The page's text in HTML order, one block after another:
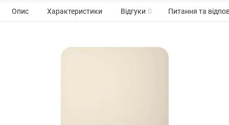
Опис Характеристики Відгуки 0 Питання та